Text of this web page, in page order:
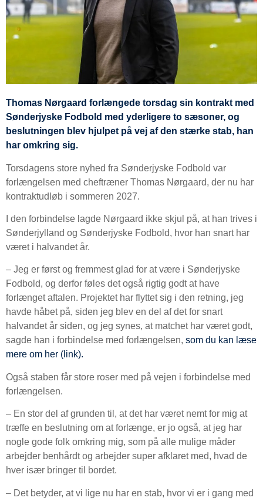
Thomas Nørgaard forlængede torsdag sin kontrakt med
Sønderjyske Fodbold med yderligere to sæsoner, og
beslutningen blev hjulpet på vej af den stærke stab, han
har omkring sig.
Torsdagens store nyhed fra Sønderjyske Fodbold var
forlængelsen med cheftræner Thomas Nørgaard, der nu har
kontraktudløb i sommeren 2027.
I den forbindelse lagde Nørgaard ikke skjul på, at han trives i
Sønderjylland og Sønderjyske Fodbold, hvor han snart har
været i halvandet år.
– Jeg er først og fremmest glad for at være i Sønderjyske
Fodbold, og derfor føles det også rigtig godt at have
forlænget aftalen. Projektet har flyttet sig i den retning, jeg
havde håbet på, siden jeg blev en del af det for snart
halvandet år siden, og jeg synes, at matchet har været godt,
sagde han i forbindelse med forlængelsen, som du kan læse
mere om her (link).
Også staben får store roser med på vejen i forbindelse med
forlængelsen.
– En stor del af grunden til, at det har været nemt for mig at
træffe en beslutning om at forlænge, er jo også, at jeg har
nogle gode folk omkring mig, som på alle mulige måder
arbejder benhårdt og arbejder super afklaret med, hvad de
hver især bringer til bordet.
– Det betyder, at vi lige nu har en stab, hvor vi er i gang med